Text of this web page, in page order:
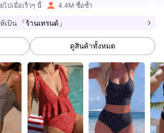
ตาม
ตาม
ดตาม
ปเมื่อเร็วๆ นี้ 4.4M ซื้อซ้ำ
เป็น 「ร้านเทรนด์」
ดูสินค้าทั้งหมด